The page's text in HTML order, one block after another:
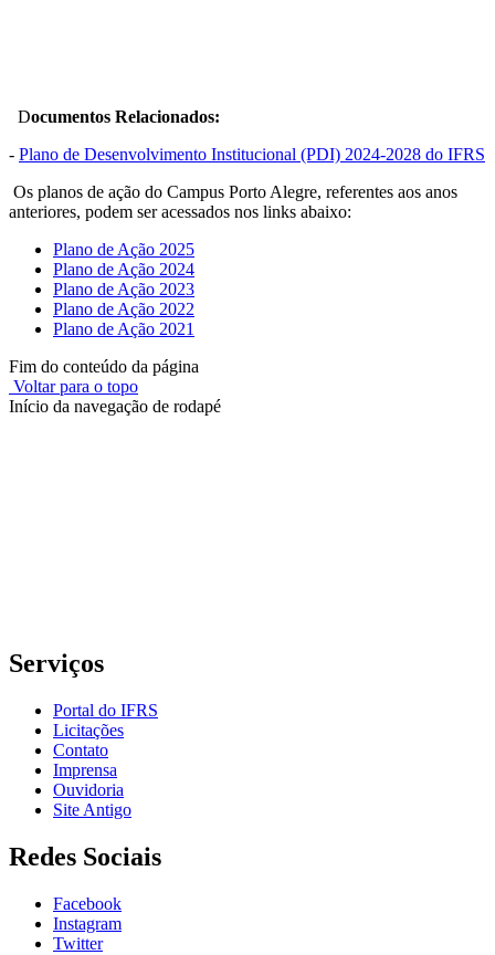
Documentos Relacionados:
- Plano de Desenvolvimento Institucional (PDI) 2024-2028 do IFRS
Os planos de ação do Campus Porto Alegre, referentes aos anos
anteriores, podem ser acessados nos links abaixo:
Plano de Ação 2025
Plano de Ação 2024
Plano de Ação 2023
Plano de Ação 2022
Plano de Ação 2021
Fim do conteúdo da página
Voltar para o topo
Início da navegação de rodapé
Serviços
Portal do IFRS
Licitações
Contato
Imprensa
Ouvidoria
Site Antigo
Redes Sociais
Facebook
Instagram
Twitter